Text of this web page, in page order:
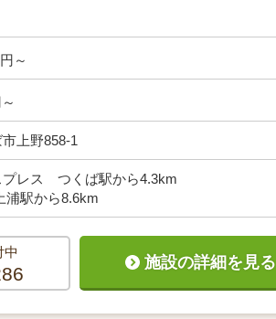
円～
上野858-1
プレス つくば駅から4.3km
駅から8.6km
中 施設の詳細を見る